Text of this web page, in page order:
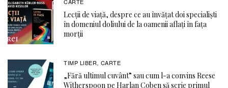
Lecții de viață, despre ce au învățat doi specialiști
în domeniul doliului de la oamenii aflați în fața
morții
TIMP LIBER , CARTE
„Fără ultimul cuvânt” sau cum l-a convins Reese
Witherspoon pe Harlan Coben să scrie primul